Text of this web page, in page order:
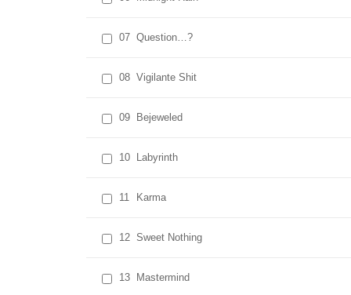
07 Question…?
08 Vigilante Shit
09 Bejeweled
10 Labyrinth
11 Karma
12 Sweet Nothing
13 Mastermind